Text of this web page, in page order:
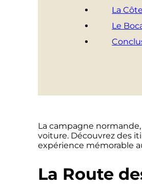
La
Le
La campagne
voiture. Découvrez des
expérience mémorable
La Route